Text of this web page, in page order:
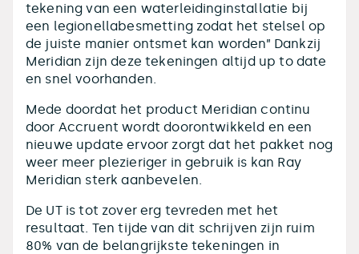
tekening van een waterleidinginstallatie bij
een legionellabesmetting zodat het stelsel op
de juiste manier ontsmet kan worden” Dankzij
Meridian zijn deze tekeningen altijd up to date
en snel voorhanden.
Mede doordat het product Meridian continu
door Accruent wordt doorontwikkeld en een
nieuwe update ervoor zorgt dat het pakket nog
weer meer plezieriger in gebruik is kan Ray
Meridian sterk aanbevelen.
De UT is tot zover erg tevreden met het
resultaat. Ten tijde van dit schrijven zijn ruim
80% van de belangrijkste tekeningen in